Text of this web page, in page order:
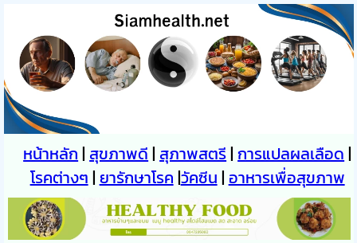
หน้าหลัก | สุขภาพดี | สุภาพสตรี|การแปลผลเลือด |
โรคต่างๆ | ยารักษาโรค |วัคซีน | อาหารเพื่อสุขภาพ